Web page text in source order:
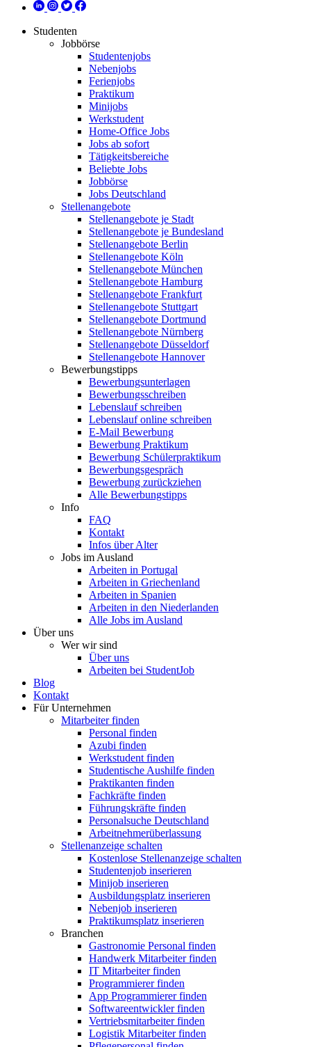
Studenten
Jobbörse
Studentenjobs
Nebenjobs
Ferienjobs
Praktikum
Minijobs
Werkstudent
Home-Office Jobs
Jobs ab sofort
Tätigkeitsbereiche
Beliebte Jobs
Jobbörse
Jobs Deutschland
Stellenangebote
Stellenangebote je Stadt
Stellenangebote je Bundesland
Stellenangebote Berlin
Stellenangebote Köln
Stellenangebote München
Stellenangebote Hamburg
Stellenangebote Frankfurt
Stellenangebote Stuttgart
Stellenangebote Dortmund
Stellenangebote Nürnberg
Stellenangebote Düsseldorf
Stellenangebote Hannover
Bewerbungstipps
Bewerbungsunterlagen
Bewerbungsschreiben
Lebenslauf schreiben
Lebenslauf online schreiben
E-Mail Bewerbung
Bewerbung Praktikum
Bewerbung Schülerpraktikum
Bewerbungsgespräch
Bewerbung zurückziehen
Alle Bewerbungstipps
Info
FAQ
Kontakt
Infos über Alter
Jobs im Ausland
Arbeiten in Portugal
Arbeiten in Griechenland
Arbeiten in Spanien
Arbeiten in den Niederlanden
Alle Jobs im Ausland
Über uns
Wer wir sind
Über uns
Arbeiten bei StudentJob
Blog
Kontakt
Für Unternehmen
Mitarbeiter finden
Personal finden
Azubi finden
Werkstudent finden
Studentische Aushilfe finden
Praktikanten finden
Fachkräfte finden
Führungskräfte finden
Personalsuche Deutschland
Arbeitnehmerüberlassung
Stellenanzeige schalten
Kostenlose Stellenanzeige schalten
Studentenjob inserieren
Minijob inserieren
Ausbildungsplatz inserieren
Nebenjob inserieren
Praktikumsplatz inserieren
Branchen
Gastronomie Personal finden
Handwerk Mitarbeiter finden
IT Mitarbeiter finden
Programmierer finden
App Programmierer finden
Softwareentwickler finden
Vertriebsmitarbeiter finden
Logistik Mitarbeiter finden